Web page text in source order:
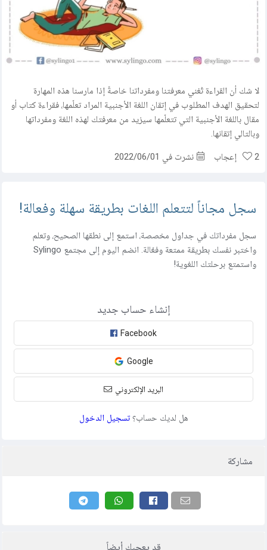
لا شك أن القراءة تُغني معرفتنا ومفرداتنا خاصةً إذا مارسنا هذه المهارة
لتحقيق الهدف المطلوب في إتقان اللغة الأجنبية المراد تعلّمها، فقراءة كتاب أو
مقال باللغة الأجنبية التي تتعلّمها سيزيد من معرفتك لهذه اللغة ومفرداتها
وبالتالي إتقانها.
2 إعجاب نشرت في 2022/06/01
سجل مجاناً لتتعلم اللغات بطريقة سهلة وفعالة!
سجل مفرداتك في جداول مخصصة، استمع إلى نطقها الصحيح، وتعلم
واختبر نفسك بطريقة ممتعة وفعّالة. انضم اليوم إلى مجتمع Sylingo
واستمتع برحلتك اللغوية!
إنشاء حساب جديد
Facebook
Google
البريد الإلكتروني
هل لديك حساب؟تسجيل الدخول
مشاركة
قد يعجبك أيضاً